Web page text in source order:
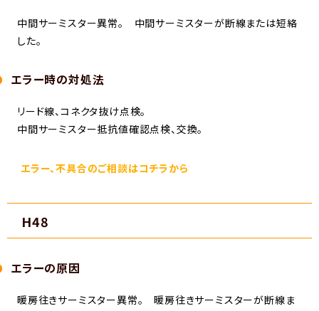
中間サーミスター異常。 中間サーミスターが断線または短絡
した。
エラー時の対処法
リード線、コネクタ抜け点検。
中間サーミスター抵抗値確認点検、交換。
エラー、不具合のご相談はコチラから
H48
エラーの原因
暖房往きサーミスター異常。 暖房往きサーミスターが断線ま